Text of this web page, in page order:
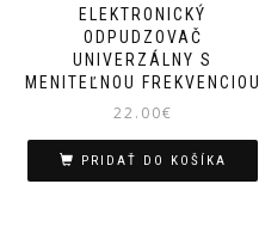
ELEKTRONICKÝ
ODPUDZOVAČ
UNIVERZÁLNY S
MENITEĽNOU FREKVENCIOU
22.00€
PRIDAŤ DO KOŠÍKA